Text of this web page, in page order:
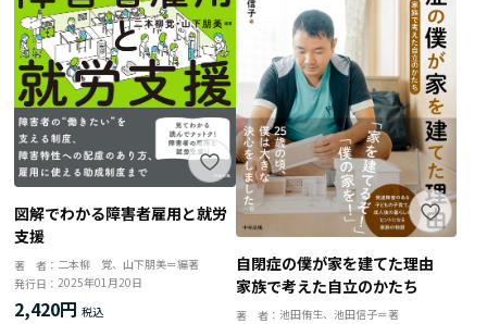
図解でわかる障害者雇用と就労
支援
著 者： 二本柳 覚、山下朋美＝編著
発行日：2025年01月20日
2,420円
自閉症の僕が家を建てた理由
家族で考えた自立のかたち
著 者： 池田侑生、池田信子＝著